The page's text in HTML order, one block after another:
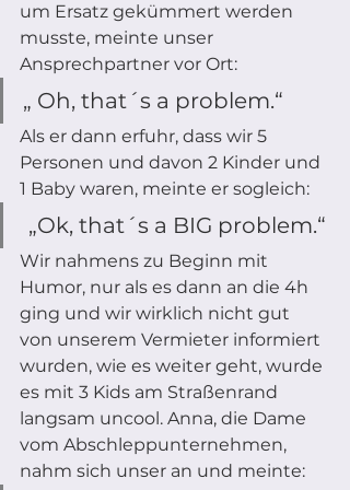
um Ersatz gekümmert werden
musste, meinte unser
Ansprechpartner vor Ort:
„ Oh, that´s a problem.“
Als er dann erfuhr, dass wir 5
Personen und davon 2 Kinder und
1 Baby waren, meinte er sogleich:
„Ok, that´s a BIG problem.“
Wir nahmens zu Beginn mit
Humor, nur als es dann an die 4h
ging und wir wirklich nicht gut
von unserem Vermieter informiert
wurden, wie es weiter geht, wurde
es mit 3 Kids am Straßenrand
langsam uncool. Anna, die Dame
vom Abschleppunternehmen,
nahm sich unser an und meinte: